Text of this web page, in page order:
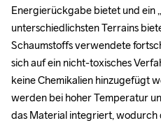
Energierückgabe bietet und ein
unterschiedlichsten Terrains
Schaumstoffs verwendete
sich auf ein nicht-toxisches
keine Chemikalien hinzugefügt
werden bei hoher Temperatur
das Material integriert, wodurch
Energierückgabe bietet und ein
unterschiedlichsten Terrains
Schaumstoffs verwendete
sich auf ein nicht-toxisches
keine Chemikalien hinzugefügt
werden bei hoher Temperatur
das Material integriert, wodurch